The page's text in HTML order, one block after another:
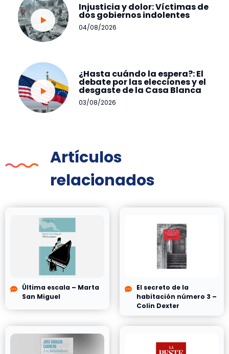
Injusticia y dolor: Víctimas de
dos gobiernos indolentes
04/08/2026
¿Hasta cuándo la espera?: El
debate por las elecciones y el
desgaste de la Casa Blanca
03/08/2026
Artículos
relacionados
Última escala – Marta
San Miguel
El secreto de la
habitación número 3 –
Colin Dexter